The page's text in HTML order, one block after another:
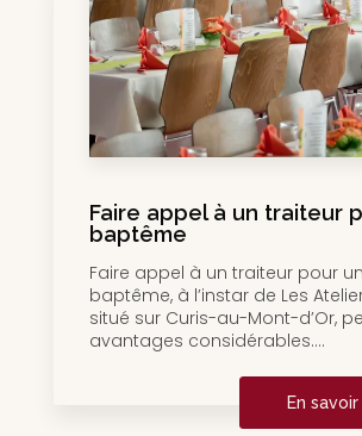
Faire appel à un traiteur
baptême
Faire appel à un traiteur pour un
baptême, à l’instar de Les
situé sur Curis-au-Mont-d’Or,
avantages considérables....
En